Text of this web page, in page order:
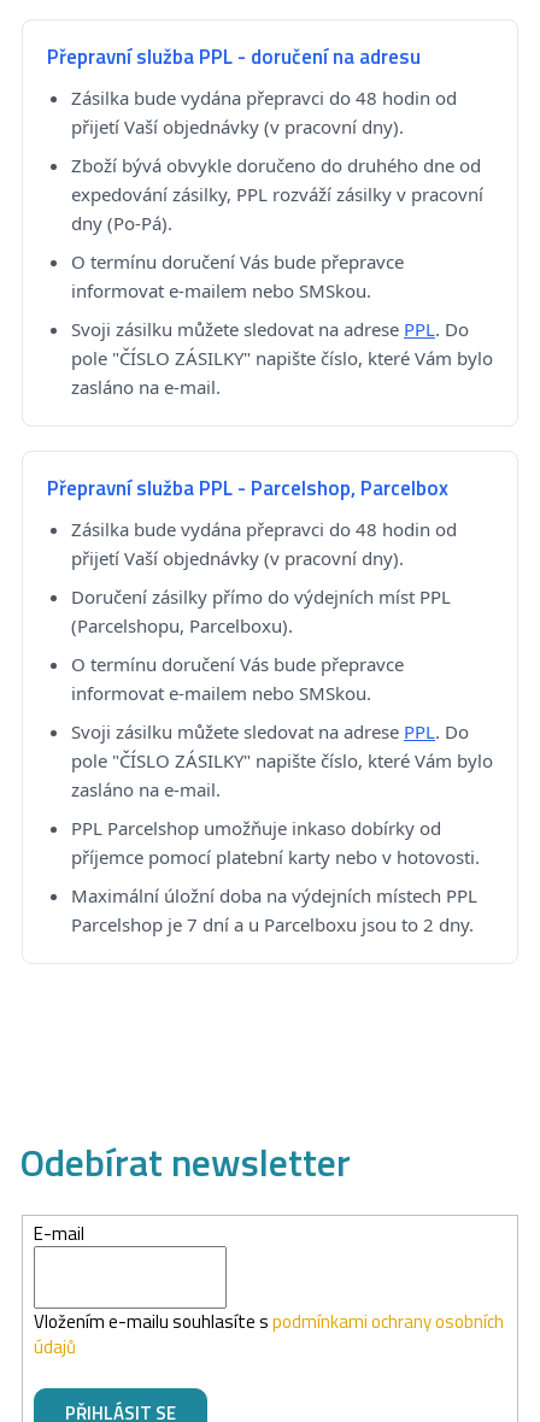
Přepravní služba PPL - doručení na adresu
Zásilka bude vydána přepravci do 48 hodin od
přijetí Vaší objednávky (v pracovní dny).
Zboží bývá obvykle doručeno do druhého dne od
expedování zásilky, PPL rozváží zásilky v pracovní
dny (Po-Pá).
O termínu doručení Vás bude přepravce
informovat e-mailem nebo SMSkou.
Svoji zásilku můžete sledovat na adrese PPL. Do
pole "ČÍSLO ZÁSILKY" napište číslo, které Vám bylo
zasláno na e-mail.
Přepravní služba PPL - Parcelshop, Parcelbox
Zásilka bude vydána přepravci do 48 hodin od
přijetí Vaší objednávky (v pracovní dny).
Doručení zásilky přímo do výdejních míst PPL
(Parcelshopu, Parcelboxu).
O termínu doručení Vás bude přepravce
informovat e-mailem nebo SMSkou.
Svoji zásilku můžete sledovat na adrese PPL. Do
pole "ČÍSLO ZÁSILKY" napište číslo, které Vám bylo
zasláno na e-mail.
PPL Parcelshop umožňuje inkaso dobírky od
příjemce pomocí platební karty nebo v hotovosti.
Maximální úložní doba na výdejních místech PPL
Parcelshop je 7 dní a u Parcelboxu jsou to 2 dny.
Odebírat newsletter
E-mail
Vložením e-mailu souhlasíte spodmínkami ochrany osobních
údajů
PŘIHLÁSIT SE